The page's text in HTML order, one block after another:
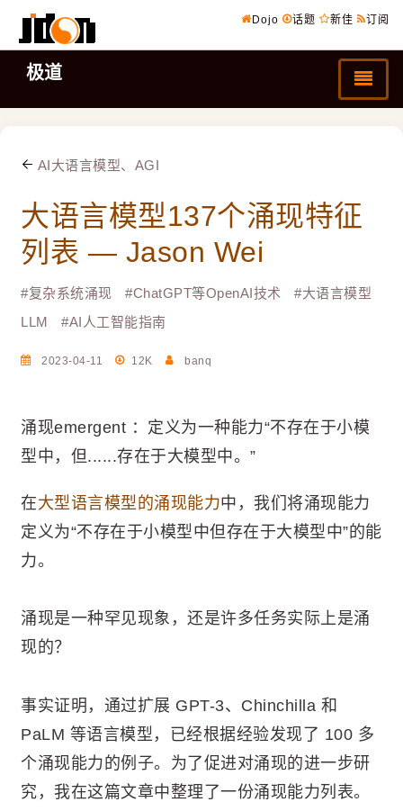
Dojo 话题 新佳 订阅
极道
AI大语言模型、AGI
大语言模型137个涌现特征
列表 — Jason Wei
#复杂系统涌现 #ChatGPT等OpenAI技术 #大语言模型
LLM
#AI人工智能指南
2023-04-11 12K banq
涌现emergent ：定义为一种能力“不存在于小模
型中，但......存在于大模型中。”
在大型语言模型的涌现能力中，我们将涌现能力
定义为“不存在于小模型中但存在于大模型中”的能
力。
涌现是一种罕见现象，还是许多任务实际上是涌
现的？
事实证明，通过扩展 GPT-3、Chinchilla 和
PaLM 等语言模型，已经根据经验发现了 100 多
个涌现能力的例子。为了促进对涌现的进一步研
究，我在这篇文章中整理了一份涌现能力列表。